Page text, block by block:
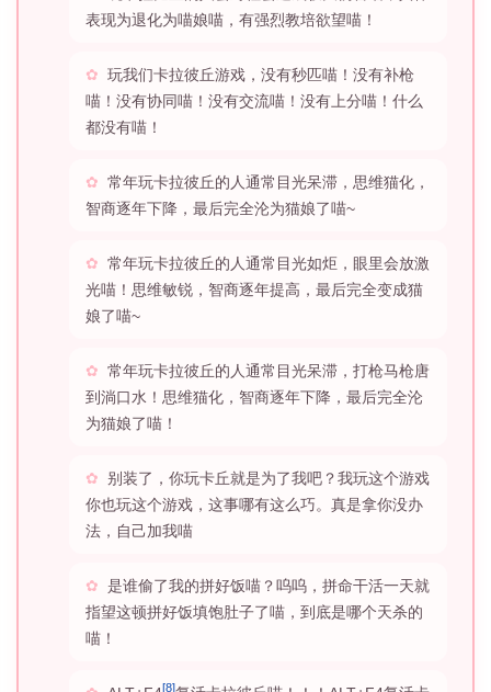
表现为退化为喵娘喵，有强烈教培欲望喵！
玩我们卡拉彼丘游戏，没有秒匹喵！没有补枪
喵！没有协同喵！没有交流喵！没有上分喵！什么
都没有喵！
常年玩卡拉彼丘的人通常目光呆滞，思维猫化，
智商逐年下降，最后完全沦为猫娘了喵~
常年玩卡拉彼丘的人通常目光如炬，眼里会放激
光喵！思维敏锐，智商逐年提高，最后完全变成猫
娘了喵~
常年玩卡拉彼丘的人通常目光呆滞，打枪马枪唐
到淌口水！思维猫化，智商逐年下降，最后完全沦
为猫娘了喵！
别装了，你玩卡丘就是为了我吧？我玩这个游戏
你也玩这个游戏，这事哪有这么巧。真是拿你没办
法，自己加我喵
是谁偷了我的拼好饭喵？呜呜，拼命干活一天就
指望这顿拼好饭填饱肚子了喵，到底是哪个天杀的
喵！
[8]